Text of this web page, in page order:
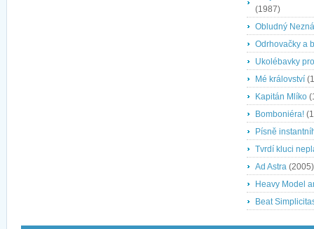
(1987)
Obludný
Odrhovačky a
Ukolébavky
Mé království
Kapitán Mlíko
Bomboniéra!
Písně
Tvrdí kluci
Ad Astra (2005)
Heavy Model
Beat